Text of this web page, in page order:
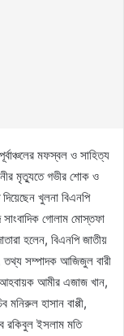
মফস্বল ও সাহিত্য
মৃত্যুতে গভীর শোক ও
খুলনা বিএনপি
গোলাম মোস্তফা
হলেন, বিএনপি জাতীয়
তথ্য সম্পাদক আজিজুল বারী
আমীর এজাজ খান,
হাসান বাপ্পী,
রকিবুল ইসলাম মতি